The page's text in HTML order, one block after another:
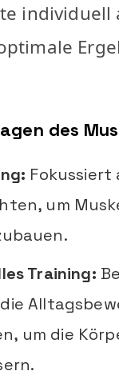
individuell
des
Fokussiert
um
Training:
um die